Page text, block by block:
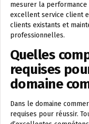
mesurer la performance
excellent service client
clients existants et
professionnelles.
Quelles
requises
domaine
Dans le domaine
requises pour réussir.